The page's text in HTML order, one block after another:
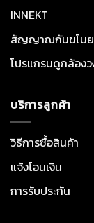
INNEKT
สัญญาณกันขโมย
โปรแกรมดูกล้อง
บริการลูกค้า
วิธีการซื้อสินค้า
แจ้งโอนเงิน
การรับประกัน